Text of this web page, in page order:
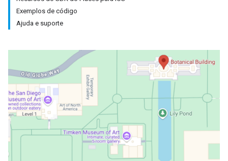
Exemplos de código
Ajuda e suporte